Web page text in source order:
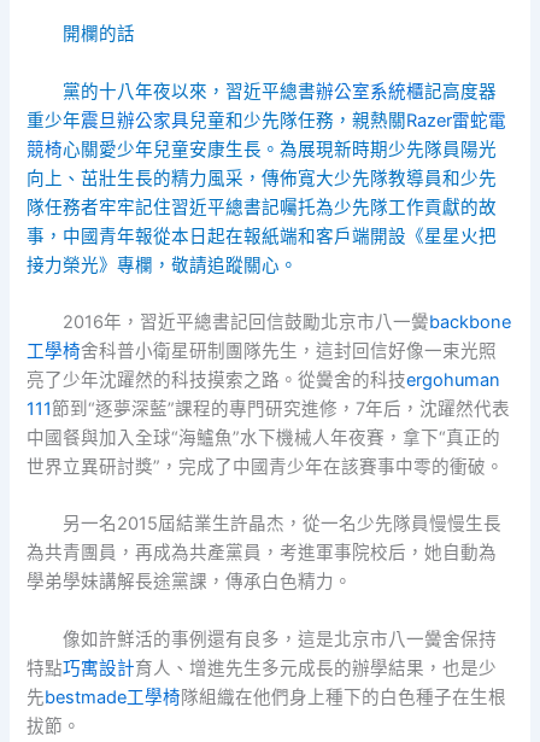
開欄的話
黨的十八年夜以來，習近平總書辦公室系統櫃記高度器
重少年震旦辦公家具兒童和少先隊任務，親熱關Razer雷蛇電
競椅心關愛少年兒童安康生長。為展現新時期少先隊員陽光
向上、茁壯生長的精力風采，傳佈寬大少先隊教導員和少先
隊任務者牢牢記住習近平總書記囑托為少先隊工作貢獻的故
事，中國青年報從本日起在報紙端和客戶端開設《星星火把
接力榮光》專欄，敬請追蹤關心。
2016年，習近平總書記回信鼓勵北京市八一黌backbone
工學椅舍科普小衛星研制團隊先生，這封回信好像一束光照
亮了少年沈躍然的科技摸索之路。從黌舍的科技ergohuman
111節到“逐夢深藍”課程的專門研究進修，7年后，沈躍然代表
中國餐與加入全球“海鱸魚”水下機械人年夜賽，拿下“真正的
世界立異研討獎”，完成了中國青少年在該賽事中零的衝破。
另一名2015屆結業生許晶杰，從一名少先隊員慢慢生長
為共青團員，再成為共產黨員，考進軍事院校后，她自動為
學弟學妹講解長途黨課，傳承白色精力。
像如許鮮活的事例還有良多，這是北京市八一黌舍保持
特點巧寓設計育人、增進先生多元成長的辦學結果，也是少
先bestmade工學椅隊組織在他們身上種下的白色種子在生根
拔節。